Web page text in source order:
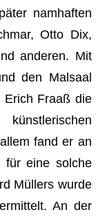
namhaften
Otto Dix,
anderen. Mit
den Malsaal
Erich Fraaß die
fand er an
für eine solche
Müllers wurde
An der